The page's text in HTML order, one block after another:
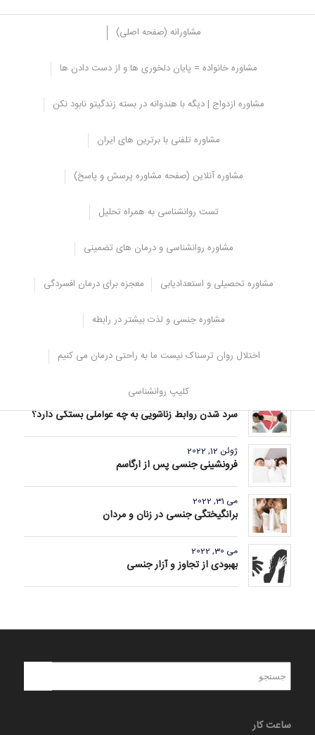
مشاورانه (صفحه اصلی)
مشاوره خانواده = پایان دلخوری ها و از دست دادن ها
مشاوره ازدواج | دیگه با هندوانه در بسته زندگیتو نابود نکن
مشاوره تلفنی با برترین های ایران
مشاوره آنلاین (صفحه مشاوره پرسش و پاسخ)
تست روانشناسی به همراه تحلیل
مشاوره روانشناسی و درمان های تضمینی
مشاوره تحصیلی و استعدادیابی معجزه برای درمان افسردگی
مشاوره جنسی و لذت بیشتر در رابطه
اختلال روان ترسناک نیست ما به راحتی درمان می کنیم
کلیپ روانشناسی
نوامبر 1, 2022
آیا در رابطه از من سو استفاده می شود؟ | سوء استفاده
جولای 30, 2022
روانشناسی تلفنی و بهبود رابطه جنسی زوجین
ژوئن 28, 2022
اعتیاد جنسی چیست؟
سرد شدن روابط زناشویی به چه عواملی بستگی دارد؟
ژوئن 12, 2022
فرونشینی جنسی پس از ارگاسم
می 31, 2022
برانگیختگی جنسی در زنان و مردان
می 30, 2022
بهبودی از تجاوز و آزار جنسی
ساعت کار